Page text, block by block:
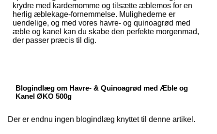
krydre med kardemomme og tilsætte æblemos for en
herlig æblekage-fornemmelse. Mulighederne er
uendelige, og med vores havre- og quinoagrød med
æble og kanel kan du skabe den perfekte morgenmad,
der passer præcis til dig.
Blogindlæg om Havre- & Quinoagrød med Æble og
Kanel ØKO 500g
Der er endnu ingen blogindlæg knyttet til denne artikel.